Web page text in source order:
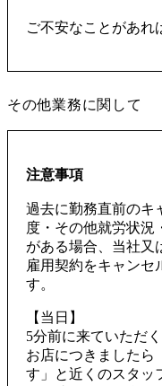
ご不安なことがあれ
その他業務に関して
注意事項
過去に勤務直前のキ
度・その他就労状況
がある場合、当社又
雇用契約をキャンセ
す。
【当日】
5分前に来ていただ
お店につきましたら
す」と近くのスタッ